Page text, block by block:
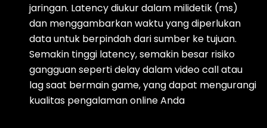
jaringan. Latencydiukur dalam milidetik (ms)
dan menggambarkan waktu yang diperlukan
data untuk berpindah dari sumber ke tujuan.
Semakin tinggi latency, semakin besar risiko
gangguan sepertidelaydalamvideo callatau
lagsaat bermain game, yang dapat mengurangi
kualitas pengalaman online Anda